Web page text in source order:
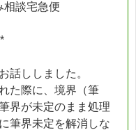
談宅急便
話ししました。
た際に、境界（筆
界が未定のまま処理
筆界未定を解消しな